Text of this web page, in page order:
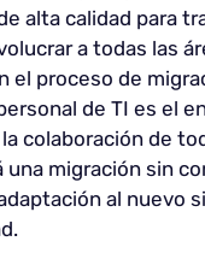
alta calidad para
a todas las
el proceso de
de TI es el
colaboración de
una migración sin
al nuevo